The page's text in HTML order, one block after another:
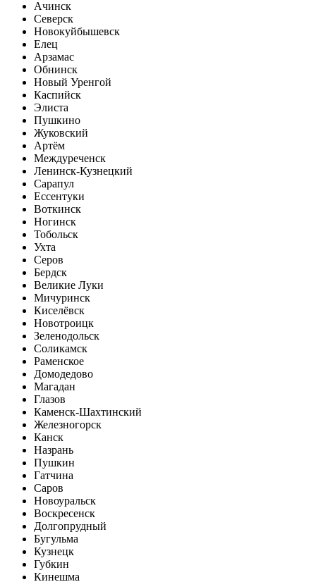
Ачинск
Северск
Новокуйбышевск
Елец
Арзамас
Обнинск
Новый Уренгой
Каспийск
Элиста
Пушкино
Жуковский
Артём
Междуреченск
Ленинск-Кузнецкий
Сарапул
Ессентуки
Воткинск
Ногинск
Тобольск
Ухта
Серов
Бердск
Великие Луки
Мичуринск
Киселёвск
Новотроицк
Зеленодольск
Соликамск
Раменское
Домодедово
Магадан
Глазов
Каменск-Шахтинский
Железногорск
Канск
Назрань
Пушкин
Гатчина
Саров
Новоуральск
Воскресенск
Долгопрудный
Бугульма
Кузнецк
Губкин
Кинешма